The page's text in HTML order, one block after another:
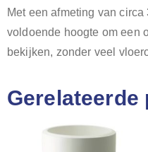
Met een afmeting van
voldoende hoogte om een
bekijken, zonder veel
Gerelateerde